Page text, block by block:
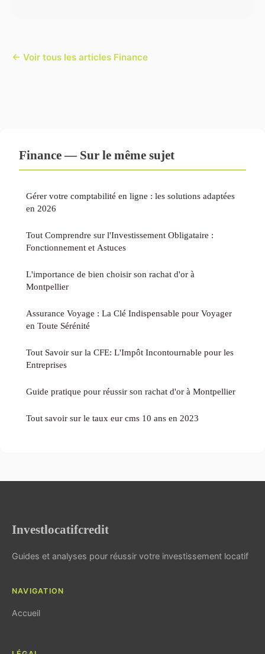
← Voir tous les articles Finance
Finance — Sur le même sujet
Gérer votre comptabilité en ligne : les solutions adaptées
en 2026
Tout Comprendre sur l'Investissement Obligataire :
Fonctionnement et Astuces
L'importance de bien choisir son rachat d'or à
Montpellier
Assurance Voyage : La Clé Indispensable pour Voyager
en Toute Sérénité
Tout Savoir sur la CFE: L'Impôt Incontournable pour les
Entreprises
Guide pratique pour réussir son rachat d'or à Montpellier
Tout savoir sur le taux eur cms 10 ans en 2023
Investlocatifcredit
Guides et analyses pour réussir votre investissement locatif
NAVIGATION
Accueil